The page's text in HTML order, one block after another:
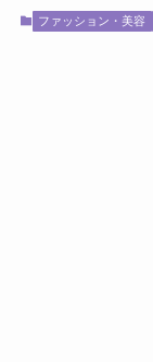
ファッション・美容